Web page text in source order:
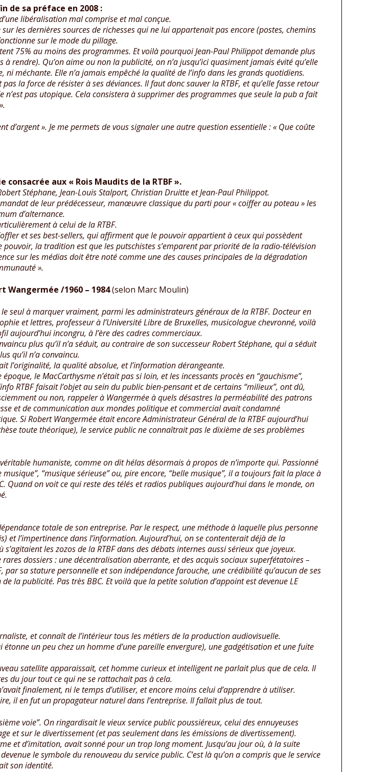
de sa préface en 2008 :
libéralisation mal comprise et mal conçue.
les dernières sources de richesses qui ne lui appartenait pas encore (postes, chemins
sur le mode du pillage.
75% au moins des programmes. Et voilà pourquoi Jean-Paul Philippot demande plus
rendre). Qu’on aime ou non la publicité, on n’a jusqu’ici quasiment jamais évité qu’elle
méchante. Elle n’a jamais empêché la qualité de l’info dans les grands quotidiens.
la force de résister à ses déviances. Il faut donc sauver la RTBF, et qu’elle fasse retour
pas utopique. Cela consistera à supprimer des programmes que seule la pub a fait
d’argent ». Je me permets de vous signaler une autre question essentielle : « Que coûte
aux « Rois Maudits de la RTBF ».
Stéphane, Jean-Louis Stalport, Christian Druitte et Jean-Paul Philippot.
de leur prédécesseur, manœuvre classique du parti pour « coiffer au poteau » les
d’alternance.
à celui de la RTBF.
et ses best-sellers, qui affirment que le pouvoir appartient à ceux qui possèdent
pouvoir, la tradition est que les putschistes s’emparent par priorité de la radio-télévision
sur les médias doit être noté comme une des causes principales de la dégradation
».
Wangermée /1960 – 1984(selon Marc Moulin)
seul à marquer vraiment, parmi les administrateurs généraux de la RTBF. Docteur en
et lettres, professeur à l’Université Libre de Bruxelles, musicologue chevronné, voilà
aujourd’hui incongru, à l’ère des cadres commerciaux.
plus qu’il n’a séduit, au contraire de son successeur Robert Stéphane, qui a séduit
qu’il n’a convaincu.
l’originalité, la qualité absolue, et l’information dérangeante.
époque, le MacCarthysme n’était pas si loin, et les incessants procès en “gauchisme”,
RTBF faisait l’objet au sein du public bien-pensant et de certains “milieux”, ont dû,
ou non, rappeler à Wangermée à quels désastres la perméabilité des patrons
et de communication aux mondes politique et commercial avait condamné
Si Robert Wangermée était encore Administrateur Général de la RTBF aujourd’hui
toute théorique), le service public ne connaîtrait pas le dixième de ses problèmes
humaniste, comme on dit hélas désormais à propos de n’importe qui. Passionné
“musique sérieuse” ou, pire encore, “belle musique”, il a toujours fait la place à
Quand on voit ce qui reste des télés et radios publiques aujourd’hui dans le monde, on
totale de son entreprise. Par le respect, une méthode à laquelle plus personne
l’impertinence dans l’information. Aujourd’hui, on se contenterait déjà de la
les zozos de la RTBF dans des débats internes aussi sérieux que joyeux.
dossiers : une décentralisation aberrante, et des acquis sociaux superfétatoires –
par sa stature personnelle et son indépendance farouche, une crédibilité qu’aucun de ses
la publicité. Pas très BBC. Et voilà que la petite solution d’appoint est devenue LE
et connaît de l’intérieur tous les métiers de la production audiovisuelle.
un peu chez un homme d’une pareille envergure), une gadgétisation et une fuite
satellite apparaissait, cet homme curieux et intelligent ne parlait plus que de cela. Il
du jour tout ce qui ne se rattachait pas à cela.
finalement, ni le temps d’utiliser, et encore moins celui d’apprendre à utiliser.
il en fut un propagateur naturel dans l’entreprise. Il fallait plus de tout.
voie”. On ringardisait le vieux service public poussiéreux, celui des ennuyeuses
et sur le divertissement (et pas seulement dans les émissions de divertissement).
et d’imitation, avait sonné pour un trop long moment. Jusqu’au jour où, à la suite
le symbole du renouveau du service public. C’est là qu’on a compris que le service
son identité.